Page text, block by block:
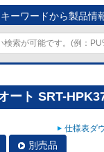
キーワードから製品情
ート SRT-
仕様表ダ
別売品